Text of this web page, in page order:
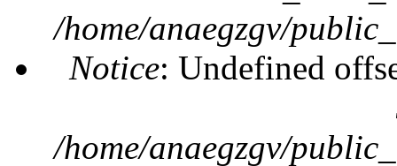
/home/anaegzgv/
Notice: Undefined
/home/anaegzgv/